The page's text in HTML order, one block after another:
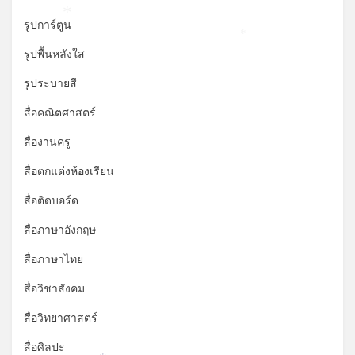
รูปการ์ตูน
รูปพื้นหลังใส
รูประบายสี
สื่อคณิตศาสตร์
สื่องานครู
สื่อตกแต่งห้องเรียน
สื่อติดบอร์ด
สื่อภาษาอังกฤษ
สื่อภาษาไทย
สื่อวิชาสังคม
สื่อวิทยาศาสตร์
สื่อศิลปะ
*